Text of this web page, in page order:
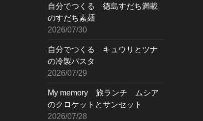
自分でつくる 徳島すだち満載
のすだち素麺
2026/07/30
自分でつくる キュウリとツナ
の冷製パスタ
2026/07/29
My memory 旅ランチ ムシア
のクロケットとサンセット
2026/07/28